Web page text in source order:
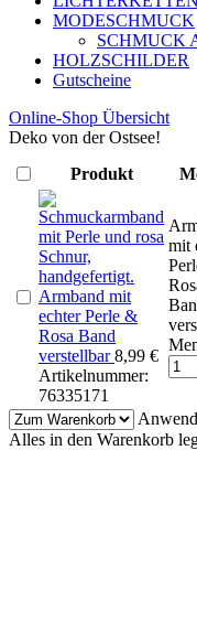
MODESCHMUCK
SCHMUCK
HOLZSCHILDER
Gutscheine
Online-Shop Übersicht
Deko von der Ostsee!
Produkt
Armband mit
echter Perle &
Rosa Band
verstellbar8,99 €
Artikelnummer:
76335171
mit
Alles in den Warenkorb